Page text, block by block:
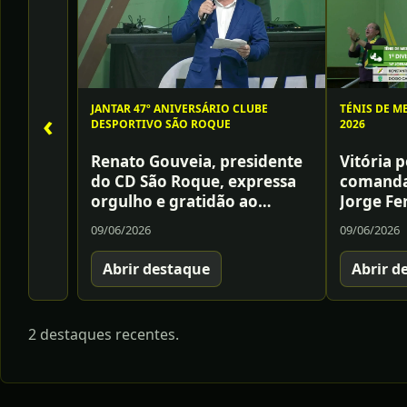
‹
JANTAR 47º ANIVERSÁRIO CLUBE
DESPORTIVO SÃO ROQUE
Renato Gouveia, presidente
do CD São Roque, expressa
orgulho e gratidão ao
afirmar: «Promovemos
estilos de vida saudáveis, o
convívio e a inclusão, sendo
um pilar da comunidade»
09/06/2026
Abrir destaque
TÉNIS DE
2026
Vitória
Jorge
jogo
sólido e
09/06/2026
Abrir
2 destaques recentes.